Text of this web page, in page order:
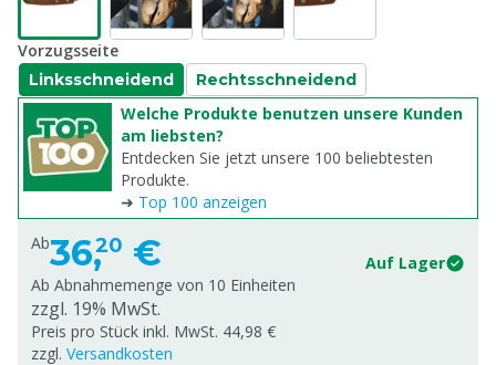
Vorzugsseite
Linksschneidend Rechtsschneidend
Welche Produkte benutzen unsere Kunden
am liebsten?
Entdecken Sie jetzt unsere 100 beliebtesten
Produkte.
➜ Top 100 anzeigen
Ab36,20 €
Auf Lager
Ab Abnahmemenge von 10 Einheiten
zzgl. 19% MwSt.
Preis pro Stück inkl. MwSt. 44,98 €
zzgl. Versandkosten